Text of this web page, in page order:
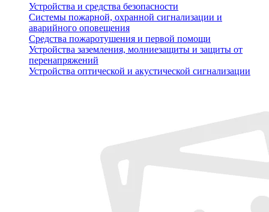
Устройства и средства безопасности
Системы пожарной, охранной сигнализации и
аварийного оповещения
Средства пожаротушения и первой помощи
Устройства заземления, молниезащиты и защиты от
перенапряжений
Устройства оптической и акустической сигнализации